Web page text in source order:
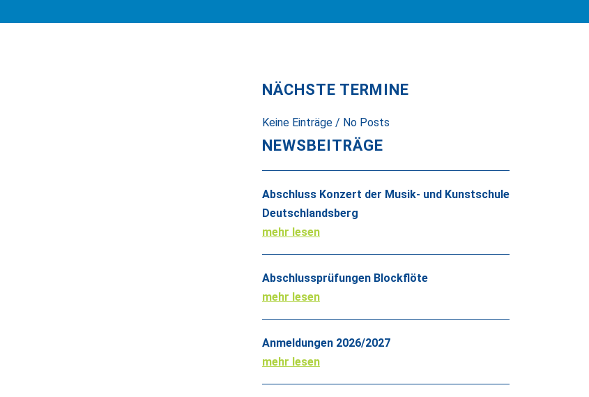
NÄCHSTE TERMINE
Keine Einträge / No Posts
NEWSBEITRÄGE
Abschluss Konzert der Musik- und Kunstschule
Deutschlandsberg
mehr lesen
Abschlussprüfungen Blockflöte
mehr lesen
Anmeldungen 2026/2027
mehr lesen